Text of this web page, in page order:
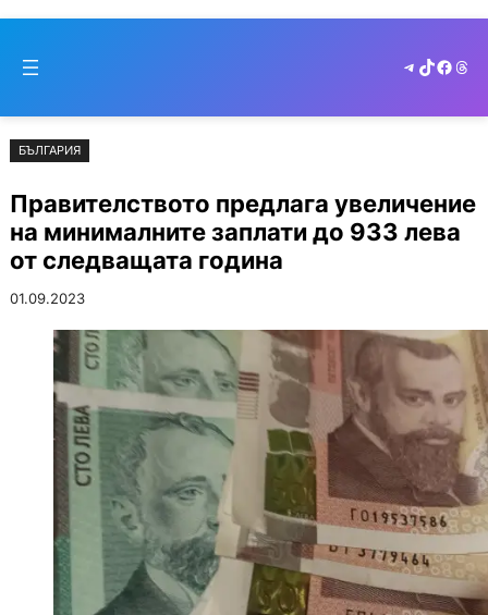
съдържанието
to
Telegram
TikTok
БЪЛГАРИЯ
Правителството предлага увеличение
на минималните заплати до 933 лева
от следващата година
01.09.2023